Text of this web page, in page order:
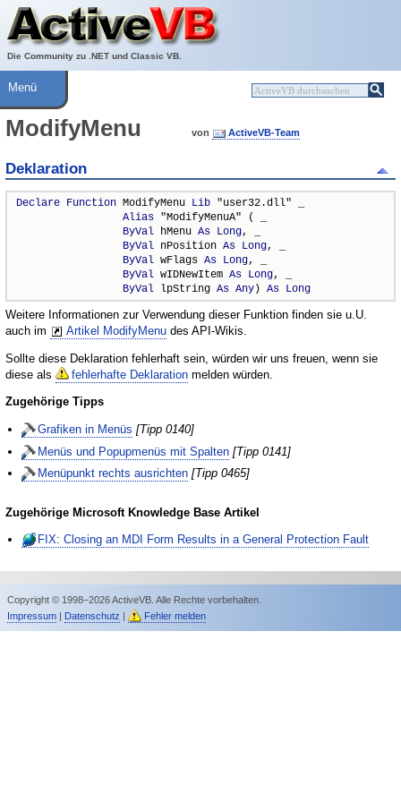
Die Community zu .NET und Classic VB.
Über ActiveVB
Hilfe
Menü
ModifyMenu von ActiveVB-Team
Deklaration
Declare Function ModifyMenu Lib "user32.dll" _
Alias "ModifyMenuA" ( _
ByVal hMenu As Long, _
ByVal nPosition As Long, _
ByVal wFlags As Long, _
ByVal wIDNewItem As Long, _
ByVal lpString As Any) As Long
Weitere Informationen zur Verwendung dieser Funktion finden sie u.U.
auch im
Artikel ModifyMenu des API-Wikis.
Sollte diese Deklaration fehlerhaft sein, würden wir uns freuen, wenn sie
diese als
fehlerhafte Deklaration melden würden.
Zugehörige Tipps
Grafiken in Menüs [Tipp 0140]
Menüs und Popupmenüs mit Spalten [Tipp 0141]
Menüpunkt rechts ausrichten [Tipp 0465]
Zugehörige Microsoft Knowledge Base Artikel
FIX: Closing an MDI Form Results in a General Protection Fault
Copyright © 1998–2026 ActiveVB. Alle Rechte vorbehalten.
Impressum| Datenschutz | Fehler melden